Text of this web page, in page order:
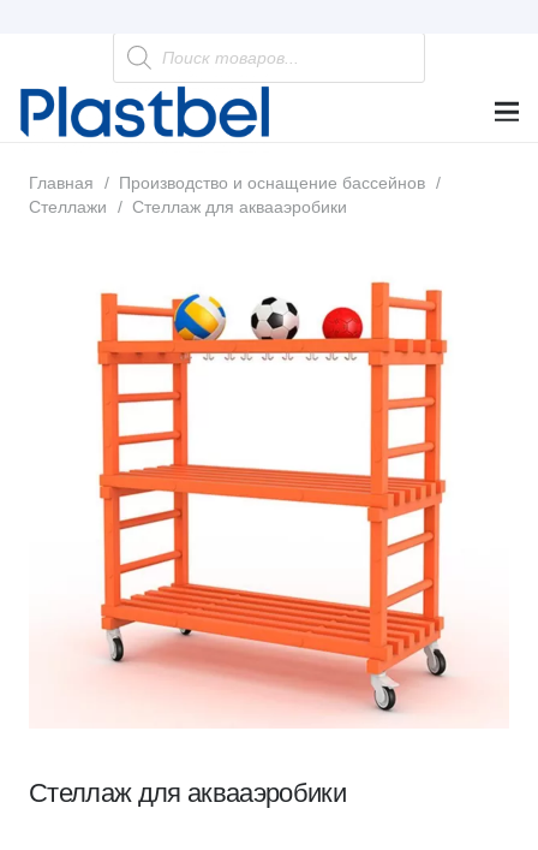
Поиск
товаров
Главная / Производство и оснащение бассейнов /
Стеллажи
/ Стеллаж для аквааэробики
Стеллаж для аквааэробики